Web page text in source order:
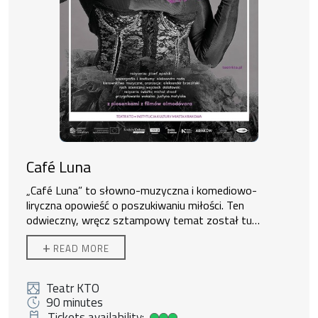
Café Luna
„Café Luna” to słowno-muzyczna i komediowo-
liryczna opowieść o poszukiwaniu miłości. Ten
odwieczny, wręcz sztampowy temat został tu
zaprezentowany w niekonwencjonalny sposób – w
queerowo-kampowej aurze inspirowanej wczesną
twórczością słynnego hiszpańskiego reżysera
filmowego Pedro Almodóvara. Z jego filmów pochodzą
wszystkie piosenki wkomponowane w fabułę sztuki,
do melodii których zostały napisane polskie teksty (nie
Dofinansowane przez Unię Europejską
NextGenerationEU.
+ READ MORE
Teatr KTO
90 minutes